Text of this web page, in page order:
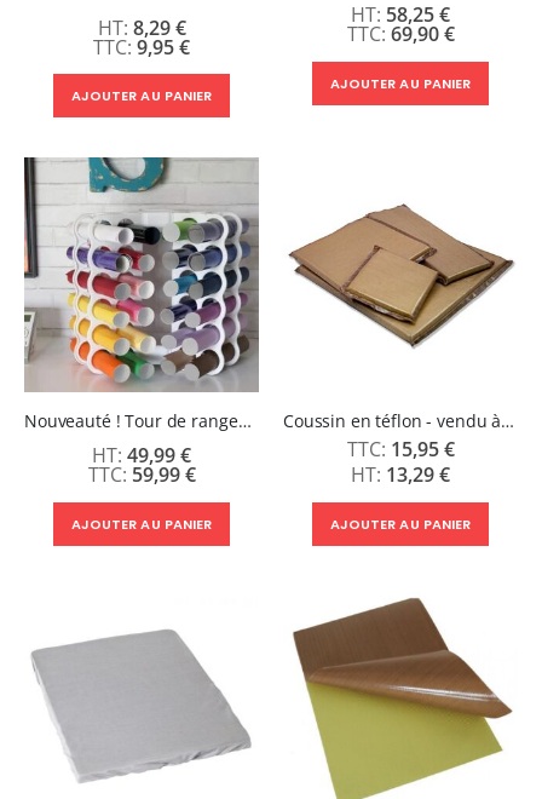
9,95 €
8,29 €
AJOUTER AU PANIER
69,90 €
58,25 €
AJOUTER AU PANIER
Nouveauté ! Tour de rangement pour Flex ou Vinyle - 36 emplacements
59,99 €
49,99 €
AJOUTER AU PANIER
Coussin en téflon - vendu à l'unité
15,95 €
13,29 €
AJOUTER AU PANIER